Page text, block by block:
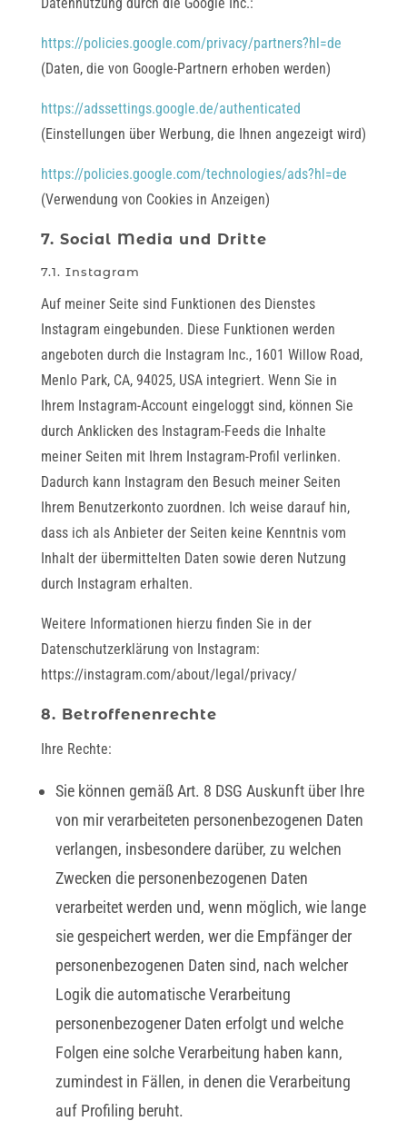
https://policies.google.com/privacy/partners?hl=de
(Daten, die von Google-Partnern erhoben werden)
https://adssettings.google.de/authenticated
(Einstellungen über Werbung, die Ihnen angezeigt wird)
https://policies.google.com/technologies/ads?hl=de
(Verwendung von Cookies in Anzeigen)
7. Social Media und Dritte
7.1. Instagram
Auf meiner Seite sind Funktionen des Dienstes
Instagram eingebunden. Diese Funktionen werden
angeboten durch die Instagram Inc., 1601 Willow Road,
Menlo Park, CA, 94025, USA integriert. Wenn Sie in
Ihrem Instagram-Account eingeloggt sind, können Sie
durch Anklicken des Instagram-Feeds die Inhalte
meiner Seiten mit Ihrem Instagram-Profil verlinken.
Dadurch kann Instagram den Besuch meiner Seiten
Ihrem Benutzerkonto zuordnen. Ich weise darauf hin,
dass ich als Anbieter der Seiten keine Kenntnis vom
Inhalt der übermittelten Daten sowie deren Nutzung
durch Instagram erhalten.
Weitere Informationen hierzu finden Sie in der
Datenschutzerklärung von Instagram:
https://instagram.com/about/legal/privacy/
8. Betroffenenrechte
Ihre Rechte:
Sie können gemäß Art. 8 DSG Auskunft über Ihre
von mir verarbeiteten personenbezogenen Daten
verlangen, insbesondere darüber, zu welchen
Zwecken die personenbezogenen Daten
verarbeitet werden und, wenn möglich, wie lange
sie gespeichert werden, wer die Empfänger der
personenbezogenen Daten sind, nach welcher
Logik die automatische Verarbeitung
personenbezogener Daten erfolgt und welche
Folgen eine solche Verarbeitung haben kann,
zumindest in Fällen, in denen die Verarbeitung
auf Profiling beruht.